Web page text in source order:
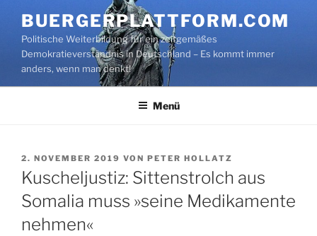
Inhalt
springen
BUERGERPLATTFORM.COM
Politische Weiterbildung für ein zeitgemäßes
Demokratieverständnis in Deutschland – Es kommt immer
anders, wenn man denkt!
Menü
VERÖFFENTLICHT
AM
2. NOVEMBER 2019 VON PETER HOLLATZ
Kuscheljustiz: Sittenstrolch aus
Somalia muss »seine Medikamente
nehmen«